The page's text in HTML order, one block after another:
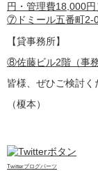
円・管理費18,000円
⑦ドミール五番町2-
【貸事務所】
⑧佐藤ビル2階（事
皆様、ぜひご検討く
（榎本）
Twitterブログパーツ